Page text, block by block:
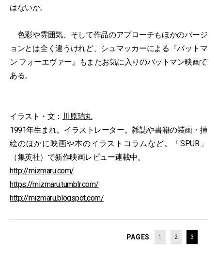
はないか。
色彩や雰囲気、そして作品のアプローチもほかのバージ
ョンとは全く違うけれど、シュマッカーによる『バットマ
ン フォーエヴァー』もまたお気に入りのバットマン映画で
ある。
イラスト・文： 川原瑞丸
1991年生まれ。イラストレーター。雑誌や書籍の装画・挿
絵のほかに映画や本のイラストコラムなど。「SPUR」
（集英社）で新作映画レビュー連載中。
http://mizmaru.com/
https://mizmaru.tumblr.com/
http://mizmaru.blogspot.com/
PAGES 1 2 3